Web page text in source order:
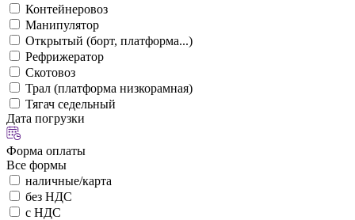
Контейнеровоз
Манипулятор
Открытый (борт, платформа...)
Рефрижератор
Скотовоз
Трал (платформа низкорамная)
Тягач седельный
Дата погрузки
Форма оплаты
Все формы
наличные/карта
без НДС
с НДС